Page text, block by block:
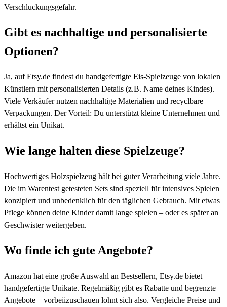
Verschluckungsgefahr.
Gibt es nachhaltige und personalisierte
Optionen?
Ja, auf Etsy.de findest du handgefertigte Eis-Spielzeuge von lokalen
Künstlern mit personalisierten Details (z.B. Name deines Kindes).
Viele Verkäufer nutzen nachhaltige Materialien und recyclbare
Verpackungen. Der Vorteil: Du unterstützt kleine Unternehmen und
erhältst ein Unikat.
Wie lange halten diese Spielzeuge?
Hochwertiges Holzspielzeug hält bei guter Verarbeitung viele Jahre.
Die im Warentest getesteten Sets sind speziell für intensives Spielen
konzipiert und unbedenklich für den täglichen Gebrauch. Mit etwas
Pflege können deine Kinder damit lange spielen – oder es später an
Geschwister weitergeben.
Wo finde ich gute Angebote?
Amazon hat eine große Auswahl an Bestsellern, Etsy.de bietet
handgefertigte Unikate. Regelmäßig gibt es Rabatte und begrenzte
Angebote – vorbeiizuschauen lohnt sich also. Vergleiche Preise und